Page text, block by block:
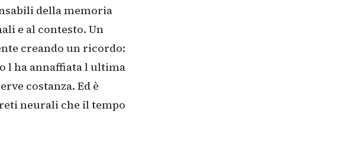
della memoria
e al contesto. Un
creando un ricordo:
l ha annaffiata l ultima
costanza. Ed è
neurali che il tempo